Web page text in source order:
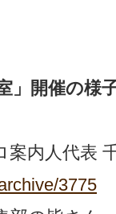
開催の様
内人代表
3775